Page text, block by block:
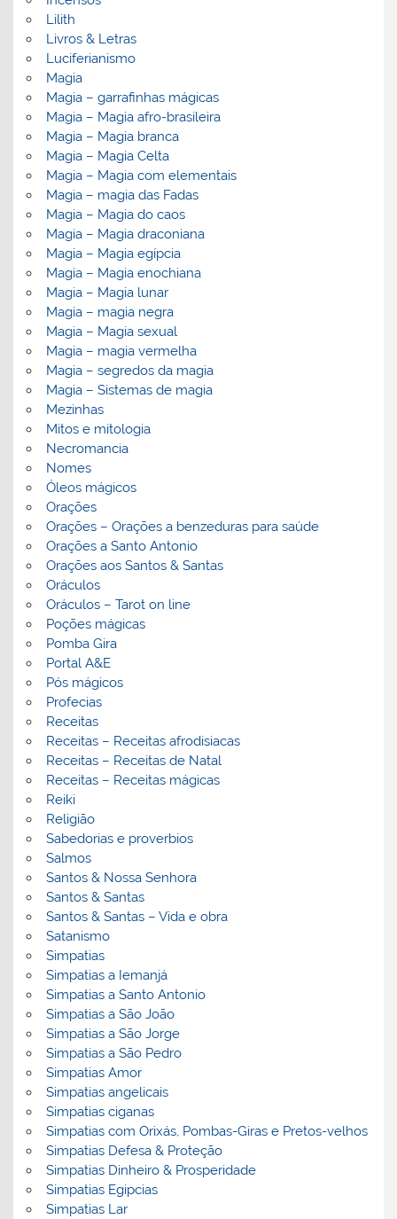
Lilith
Livros & Letras
Luciferianismo
Magia
Magia – garrafinhas mágicas
Magia – Magia afro-brasileira
Magia – Magia branca
Magia – Magia Celta
Magia – Magia com elementais
Magia – magia das Fadas
Magia – Magia do caos
Magia – Magia draconiana
Magia – Magia egípcia
Magia – Magia enochiana
Magia – Magia lunar
Magia – magia negra
Magia – Magia sexual
Magia – magia vermelha
Magia – segredos da magia
Magia – Sistemas de magia
Mezinhas
Mitos e mitologia
Necromancia
Nomes
Óleos mágicos
Orações
Orações – Orações a benzeduras para saúde
Orações a Santo Antonio
Orações aos Santos & Santas
Oráculos
Oráculos – Tarot on line
Poções mágicas
Pomba Gira
Portal A&E
Pós mágicos
Profecias
Receitas
Receitas – Receitas afrodisiacas
Receitas – Receitas de Natal
Receitas – Receitas mágicas
Reiki
Religião
Sabedorias e proverbios
Salmos
Santos & Nossa Senhora
Santos & Santas
Santos & Santas – Vida e obra
Satanismo
Simpatias
Simpatias a Iemanjá
Simpatias a Santo Antonio
Simpatias a São João
Simpatias a São Jorge
Simpatias a São Pedro
Simpatias Amor
Simpatias angelicais
Simpatias ciganas
Simpatias com Orixás, Pombas-Giras e Pretos-velhos
Simpatias Defesa & Proteção
Simpatias Dinheiro & Prosperidade
Simpatias Egipcias
Simpatias Lar